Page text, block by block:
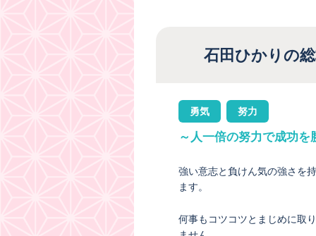
石田ひかりの
勇気 努力
～人一倍の努力で成功を
強い意志と負けん気の強さを
ます。
何事もコツコツとまじめに取